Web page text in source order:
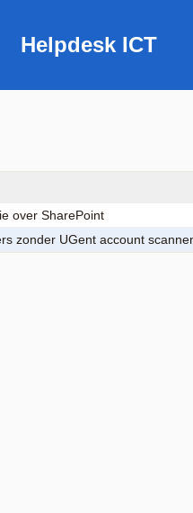
Helpdesk ICT
over SharePoint
zonder UGent account